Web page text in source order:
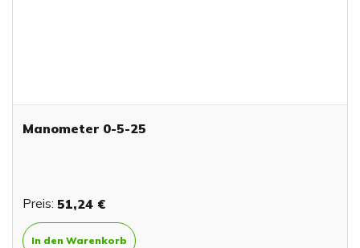
Manometer 0-5-25
Preis: 51,24 €
In den Warenkorb